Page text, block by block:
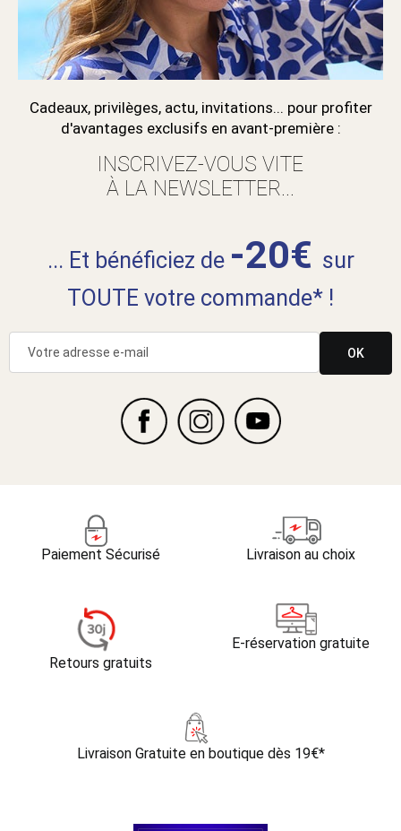
Cadeaux, privilèges, actu, invitations... pour profiter
d'avantages exclusifs en avant-première :
INSCRIVEZ-VOUS VITE
À LA NEWSLETTER...
... Et bénéficiez de -20€ sur
TOUTE votre commande* !
OK
Paiement Sécurisé Livraison au choix
Retours gratuits
E-réservation gratuite
Livraison Gratuite en boutique dès 19€*